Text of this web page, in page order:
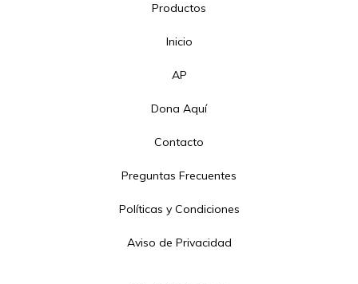
Productos
Inicio
AP
Dona Aquí
Contacto
Preguntas Frecuentes
Políticas y Condiciones
Aviso de Privacidad